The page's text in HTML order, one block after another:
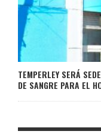
TEMPERLEY SERÁ
DE SANGRE PARA EL